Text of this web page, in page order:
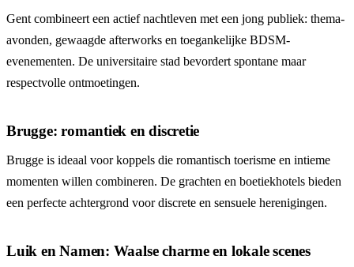
Gent combineert een actief nachtleven met een jong publiek: thema-
avonden, gewaagde afterworks en toegankelijke BDSM-
evenementen. De universitaire stad bevordert spontane maar
respectvolle ontmoetingen.
Brugge: romantiek en discretie
Brugge is ideaal voor koppels die romantisch toerisme en intieme
momenten willen combineren. De grachten en boetiekhotels bieden
een perfecte achtergrond voor discrete en sensuele herenigingen.
Luik en Namen: Waalse charme en lokale scenes